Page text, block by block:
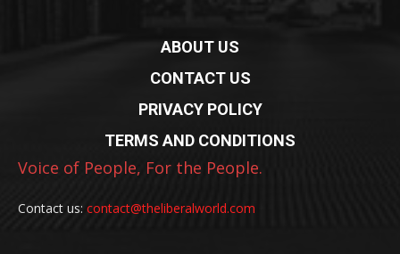
ABOUT US
CONTACT US
PRIVACY POLICY
TERMS AND CONDITIONS
Voice of People, For the People.
Contact us: contact@theliberalworld.com